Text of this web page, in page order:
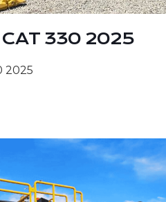
330 2025
2025